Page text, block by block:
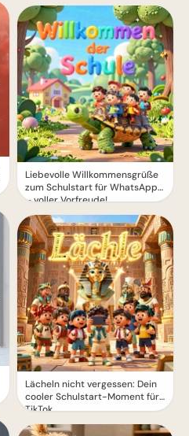
Liebevolle Willkommensgrüße
zum Schulstart für WhatsApp
– voller Vorfreude!
Lächeln nicht vergessen: Dein
cooler Schulstart-Moment für
TikTok